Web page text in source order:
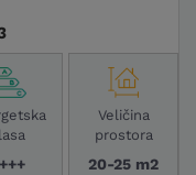
Veličina
prostora
20-25 m2